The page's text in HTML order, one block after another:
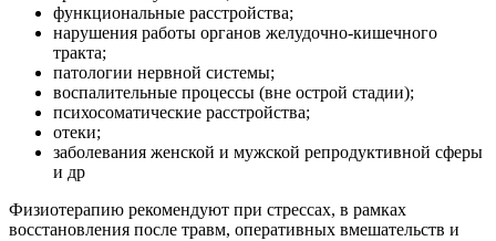
функциональные расстройства;
нарушения работы органов желудочно-кишечного
тракта;
патологии нервной системы;
воспалительные процессы (вне острой стадии);
психосоматические расстройства;
отеки;
заболевания женской и мужской репродуктивной сферы
и др
Физиотерапию рекомендуют при стрессах, в рамках
восстановления после травм, оперативных вмешательств и